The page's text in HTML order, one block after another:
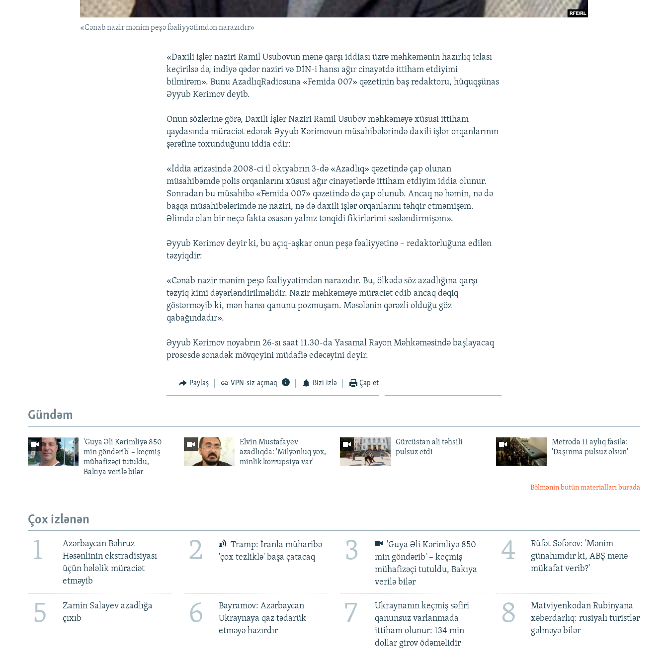
«Cənab nazir mənim peşə fəaliyyətimdən narazıdır»
«Daxili işlər naziri Ramil Usubovun mənə qarşı iddiası üzrə məhkəmənin hazırlıq iclası
keçirilsə də, indiyə qədər naziri və DİN-i hansı ağır cinayətdə ittiham etdiyimi
bilmirəm». Bunu AzadlıqRadiosuna «Femida 007» qəzetinin baş redaktoru, hüquqşünas
Əyyub Kərimov deyib.
Onun sözlərinə görə, Daxili İşlər Naziri Ramil Usubov məhkəməyə xüsusi ittiham
qaydasında müraciət edərək Əyyub Kərimovun müsahibələrində daxili işlər orqanlarının
şərəfinə toxunduğunu iddia edir:
«İddia ərizəsində 2008-ci il oktyabrın 3-də «Azadlıq» qəzetində çap olunan
müsahibəmdə polis orqanlarını xüsusi ağır cinayətlərdə ittiham etdiyim iddia olunur.
Sonradan bu müsahibə «Femida 007» qəzetində də çap olunub. Ancaq nə həmin, nə də
başqa müsahibələrimdə nə naziri, nə də daxili işlər orqanlarını təhqir etməmişəm.
Əlimdə olan bir neçə fakta əsasən yalnız tənqidi fikirlərimi səsləndirmişəm».
Əyyub Kərimov deyir ki, bu açıq-aşkar onun peşə fəaliyyətinə – redaktorluğuna edilən
təzyiqdir:
«Cənab nazir mənim peşə fəaliyyətimdən narazıdır. Bu, ölkədə söz azadlığına qarşı
təzyiq kimi dəyərləndirilməlidir. Nazir məhkəməyə müraciət edib ancaq dəqiq
göstərməyib ki, mən hansı qanunu pozmuşam. Məsələnin qərəzli olduğu göz
qabağındadır».
Əyyub Kərimov noyabrın 26-sı saat 11.30-da Yasamal Rayon Məhkəməsində başlayacaq
prosesdə sonadək mövqeyini müdafiə edəcəyini deyir.
Paylaş VPN-siz açmaq Bizi izlə Çap et
Gündəm
'Guya Əli Kərimliyə 850
min göndərib' – keçmiş
mühafizəçi tutuldu,
Bakıya verilə bilər
Elvin Mustafayev
azadlıqda: 'Milyonluq yox,
minlik korrupsiya var'
Gürcüstan ali təhsili
pulsuz etdi
Metroda 11 aylıq fasilə:
'Daşınma pulsuz olsun'
Bölmənin bütün materialları burada
Çox izlənən
1
Azərbaycan Bəhruz
Həsənlinin ekstradisiyası
üçün hələlik müraciət
etməyib
2
Tramp: İranla müharibə
'çox tezliklə' başa çatacaq
3
'Guya Əli Kərimliyə 850
min göndərib' – keçmiş
mühafizəçi tutuldu, Bakıya
verilə bilər
4
Rüfət Səfərov: 'Mənim
günahımdır ki, ABŞ mənə
mükafat verib?'
5
Zamin Salayev azadlığa
çıxıb
6
Bayramov: Azərbaycan
Ukraynaya qaz tədarük
etməyə hazırdır
7
Ukraynanın keçmiş səfiri
qanunsuz varlanmada
ittiham olunur: 134 min
dollar girov ödəməlidir
8
Matviyenkodan Rubinyana
xəbərdarlıq: rusiyalı turistlər
gəlməyə bilər